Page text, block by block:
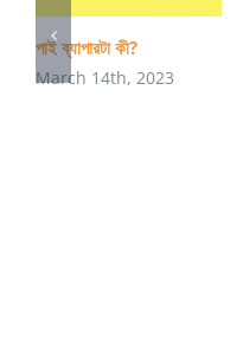
পাই ব্যাপারটা কী?
March 14th, 2023